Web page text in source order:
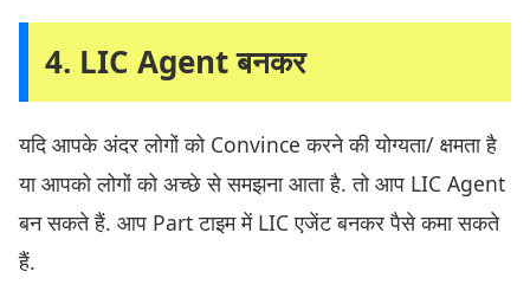
4. LIC Agent बनकर
यदि आपके अंदर लोगों को Convince करने की योग्यता/ क्षमता है
या आपको लोगों को अच्छे से समझना आता है. तो आप LIC Agent
बन सकते हैं. आप Part टाइम में LIC एजेंट बनकर पैसे कमा सकते
हैं.